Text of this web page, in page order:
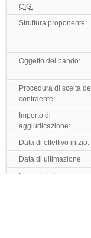
CIG:
Struttura proponente:
Oggetto del bando:
Procedura di scelta del
contraente:
Importo di
aggiudicazione:
Data di effettivo inizio:
Data di ultimazione:
Importo delle somme